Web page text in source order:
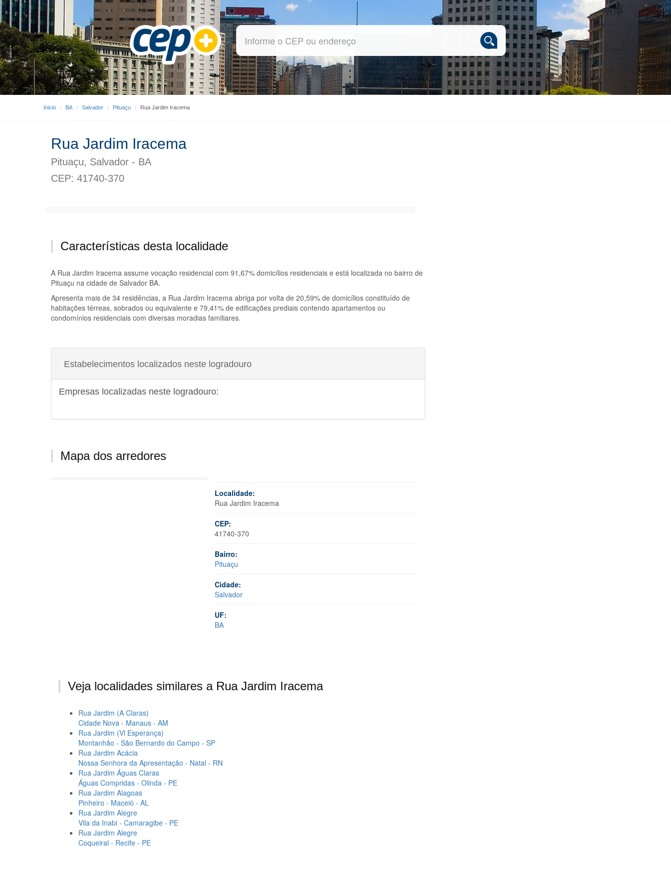
Inicio BA Salvador Pituaçu Rua Jardim Iracema
Rua Jardim Iracema
Pituaçu, Salvador - BA
CEP: 41740-370
Características desta localidade
A Rua Jardim Iracema assume vocação residencial com 91,67% domicílios residenciais e está localizada no bairro de
Pituaçu na cidade de Salvador BA.
Apresenta mais de 34 residências, a Rua Jardim Iracema abriga por volta de 20,59% de domicílios constituído de
habitações térreas, sobrados ou equivalente e 79,41% de edificações prediais contendo apartamentos ou
condomínios residenciais com diversas moradias familiares.
Estabelecimentos localizados neste logradouro
Empresas localizadas neste logradouro:
Mapa dos arredores
Localidade:
Rua Jardim Iracema
CEP:
41740-370
Bairro:
Pituaçu
Cidade:
Salvador
UF:
BA
Veja localidades similares a Rua Jardim Iracema
Rua Jardim (A Claras)
Cidade Nova - Manaus - AM
Rua Jardim (Vl Esperança)
Montanhão - São Bernardo do Campo - SP
Rua Jardim Acácia
Nossa Senhora da Apresentação - Natal - RN
Rua Jardim Águas Claras
Águas Compridas - Olinda - PE
Rua Jardim Alagoas
Pinheiro - Maceió - AL
Rua Jardim Alegre
Vila da Inabi - Camaragibe - PE
Rua Jardim Alegre
Coqueiral - Recife - PE